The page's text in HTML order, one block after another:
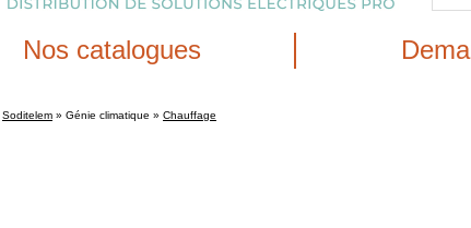
Nos catalogues
Soditelem » Génie climatique » Chauffage